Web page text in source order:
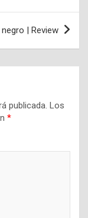
| Review
publicada. Los
*